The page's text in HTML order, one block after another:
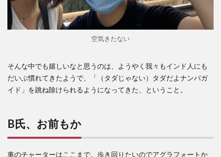
空気きたない
そんな中でも嬉しいなと思うのは、ようやく我々もインド人にも
だいぶ慣れてきたようで、「（タダじゃない）タダだよナンパガ
イド」を跳ね除けられるようになってきた、ということ。
B氏、お前もか
車のチャーターはここまで。歩き回りたいのでアグラフォートか